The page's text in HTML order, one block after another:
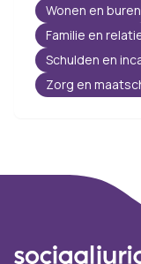
Wonen en buren
Familie en
Schulden en
Zorg en